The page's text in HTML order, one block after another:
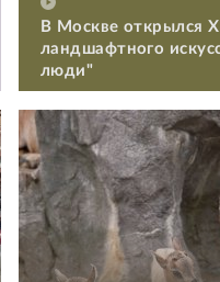
В Москве открылся
ландшафтного
люди"